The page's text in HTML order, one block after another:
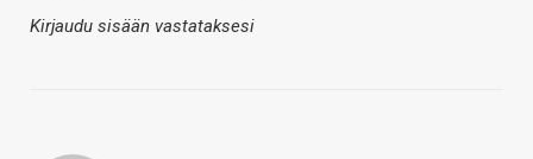
Kirjaudu sisään vastataksesi